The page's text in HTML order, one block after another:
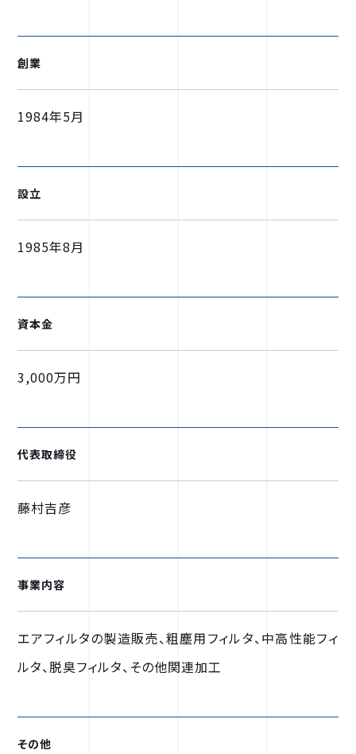
創業
1984年5月
設立
1985年8月
資本金
3,000万円
代表取締役
藤村吉彦
事業内容
エアフィルタの製造販売、粗塵用フィルタ、中高性能フィ
ルタ、脱臭フィルタ、その他関連加工
その他